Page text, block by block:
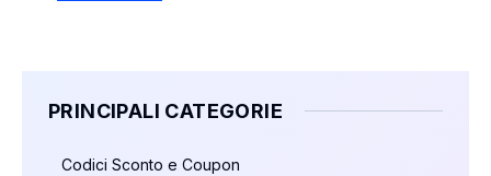
PRINCIPALI CATEGORIE
Codici Sconto e Coupon